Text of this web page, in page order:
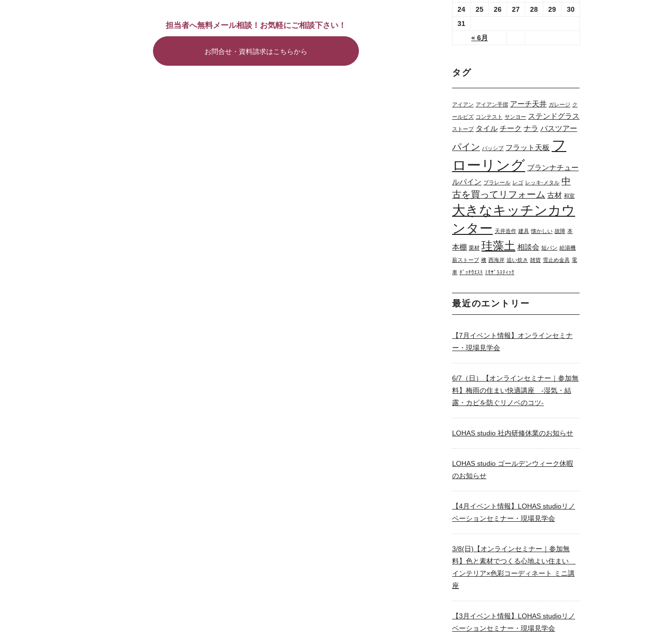
担当者へ無料メール相談！お気軽にご相談下さい！
お問合せ・資料請求はこちらから
« 6月
24
25 26 27 28 29
30
31
タグ
アイアン アイアン手摺 アーチ天井 ガレージ ク
ールビズ コンテスト サンヨー ステンドグラス
ストーブ タイル チーク ナラ バスツアー
パイン パッシブ フラット天板 フ
ローリング ブランナチュー
ルパイン プラレール レゴ レッキ-メタル 中
古を買ってリフォーム 古材 和室
大きなキッチンカウ
ンター 天井造作 建具 懐かしい 故障 本
本棚 栗材 珪藻土 相談会 短パン 給湯機
薪ストーブ 襖 西海岸 追い炊き 雑貨 雪止め金具 電
車 ﾀﾞｯﾁｳｴｽﾄ ﾐﾓｻﾞﾗｽﾃｨｯｸ
最近のエントリー
【7月イベント情報】オンラインセミナ
ー・現場見学会
6/7（日）【オンラインセミナー｜参加無
料】梅雨の住まい快適講座 -湿気・結
露・カビを防ぐリノベのコツ-
LOHAS studio 社内研修休業のお知らせ
LOHAS studio ゴールデンウィーク休暇
のお知らせ
【4月イベント情報】LOHAS studioリノ
ベーションセミナー・現場見学会
3/8(日)【オンラインセミナー｜参加無
料】色と素材でつくる心地よい住まい
インテリア×色彩コーディネート ミニ講
座
【3月イベント情報】LOHAS studioリノ
ベーションセミナー・現場見学会